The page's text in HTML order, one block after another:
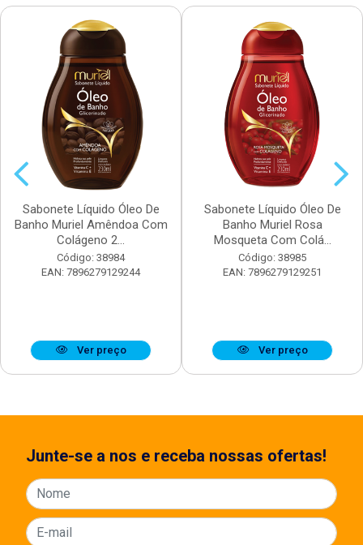
Sabonete Líquido Óleo De
Banho Muriel Amêndoa Com
Colágeno 2...
Código: 38984
EAN: 7896279129244
Ver preço
Sabonete Líquido Óleo De
Banho Muriel Rosa
Mosqueta Com Colá...
Código: 38985
EAN: 7896279129251
Ver preço
Junte-se a nos e receba nossas ofertas!